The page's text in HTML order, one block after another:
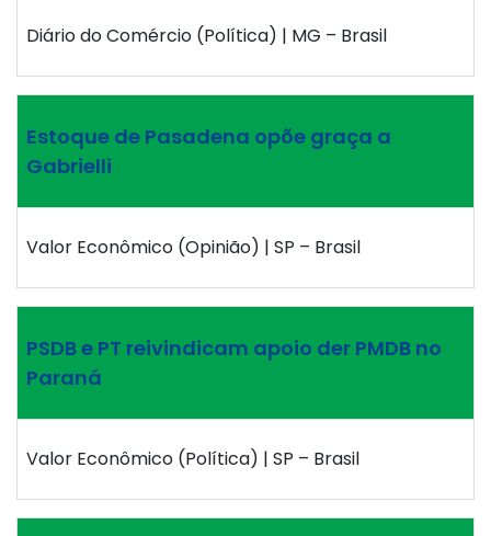
Diário do Comércio (Política) | MG – Brasil
Estoque de Pasadena opõe graça a
Gabrielli
Valor Econômico (Opinião) | SP – Brasil
PSDB e PT reivindicam apoio der PMDB no
Paraná
Valor Econômico (Política) | SP – Brasil